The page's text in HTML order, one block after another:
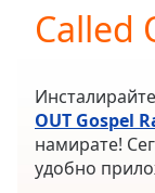
Current
Time0:00
Duration
Loaded:
0.00%
Stream
Called
OUT Gospel
намирате!
удобно